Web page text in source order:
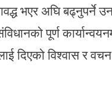
भएर अघि बढ्नुपर्ने
पूर्ण
दिएको विश्वास र